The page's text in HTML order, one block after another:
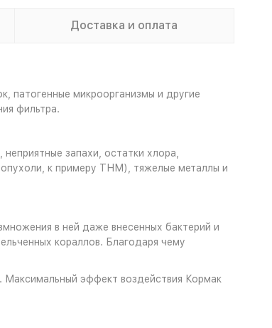
Доставка и оплата
патогенные микроорганизмы и другие
фильтра.
запахи, остатки хлора,
опухоли, к примеру ТНМ), тяжелые металлы и
в ней даже внесенных бактерий и
кораллов. Благодаря чему
Максимальный эффект воздействия Кормак